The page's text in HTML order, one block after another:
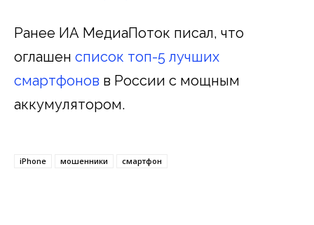
Ранее ИА МедиаПоток писал, что
оглашен список топ-5 лучших
смартфонов в России с мощным
аккумулятором.
iPhone мошенники смартфон